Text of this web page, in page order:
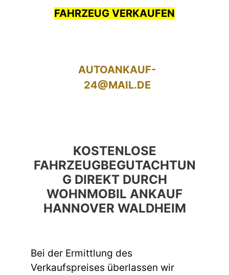
FAHRZEUG VERKAUFEN
AUTOANKAUF-
24@MAIL.DE
KOSTENLOSE
FAHRZEUGBEGUTACHTUN
G DIREKT DURCH
WOHNMOBIL ANKAUF
HANNOVER WALDHEIM
Bei der Ermittlung des
Verkaufspreises überlassen wir